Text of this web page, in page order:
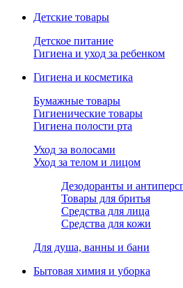
Детские товары
Детское питание
Гигиена и уход за ребенком
Гигиена и косметика
Бумажные товары
Гигиенические товары
Гигиена полости рта
Уход за волосами
Уход за телом и лицом
Дезодоранты и
Товары для бритья
Средства для лица
Средства для кожи
Для душа, ванны и бани
Бытовая химия и уборка